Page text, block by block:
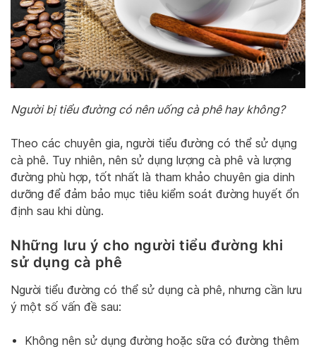
Người bị tiểu đường có nên uống cà phê hay không?
Theo các chuyên gia, người tiểu đường có thể sử dụng
cà phê. Tuy nhiên, nên sử dụng lượng cà phê và lượng
đường phù hợp, tốt nhất là tham khảo chuyên gia dinh
dưỡng để đảm bảo mục tiêu kiểm soát đường huyết ổn
định sau khi dùng.
Những lưu ý cho người tiểu đường khi
sử dụng cà phê
Người tiểu đường có thể sử dụng cà phê, nhưng cần lưu
ý một số vấn đề sau:
Không nên sử dụng đường hoặc sữa có đường thêm